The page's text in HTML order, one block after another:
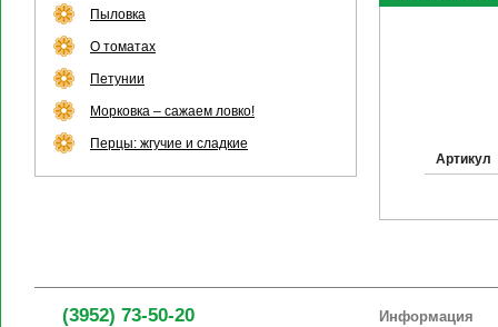
Пыловка
О томатах
Петунии
Морковка – сажаем ловко!
Перцы: жгучие и сладкие
Артикул
(3952) 73-50-20 Информация